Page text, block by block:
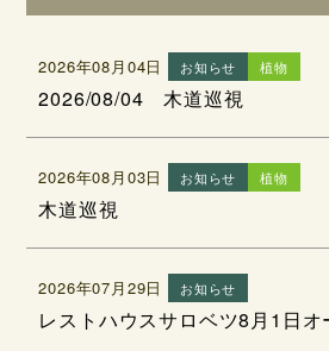
2026年08月04日 お知らせ 植物
2026/08/04 木道巡視
2026年08月03日 お知らせ 植物
木道巡視
2026年07月29日 お知らせ
レストハウスサロベツ8月1日オ